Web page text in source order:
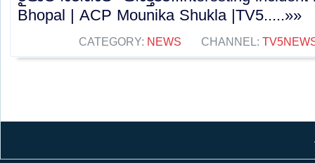
Bhopal | ACP Mounika Shukla |TV5.....»»
CATEGORY: NEWS CHANNEL: